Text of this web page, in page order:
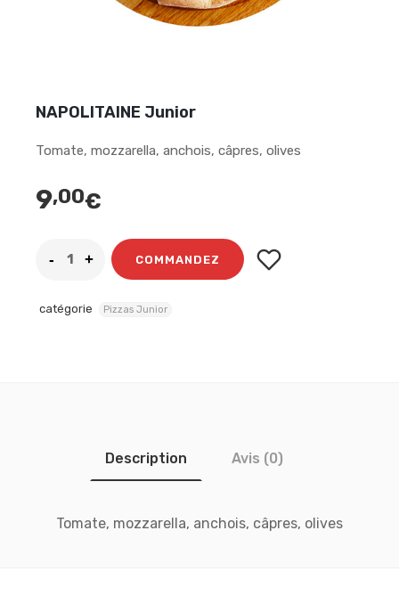
NAPOLITAINE Junior
Tomate, mozzarella, anchois, câpres, olives
9,00€
COMMANDEZ
catégorie Pizzas Junior
Description Avis (0)
Tomate, mozzarella, anchois, câpres, olives